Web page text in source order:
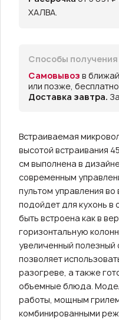
ХАЛВА.
Способы получения
Самовывоз в
или позже, бесплатно
Доставка завтра.
Встраиваемая
высотой встраивания
см выполнена в
современным
пультом управления
подойдет для кухонь в
быть встроена как в
горизонтальную
увеличенный
позволяет
разогреве, а также
объемные блюда.
работы, мощным
комбинированными